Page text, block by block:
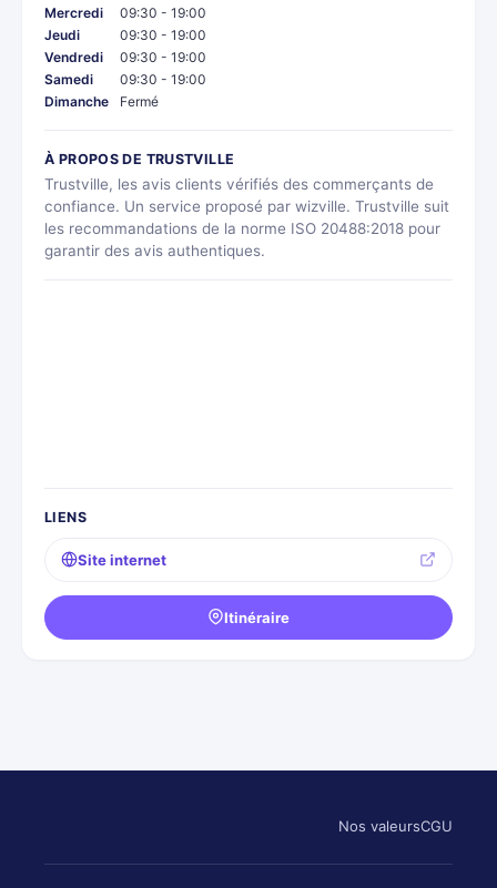
Mercredi
09:30 - 19:00
Jeudi
09:30 - 19:00
Vendredi
09:30 - 19:00
Samedi
09:30 - 19:00
Dimanche
Fermé
À PROPOS DE TRUSTVILLE
Trustville, les avis clients vérifiés des commerçants de
confiance. Un service proposé par wizville. Trustville suit
les recommandations de la norme ISO 20488:2018 pour
garantir des avis authentiques.
LIENS
Site internet
Itinéraire
Nos valeursCGU